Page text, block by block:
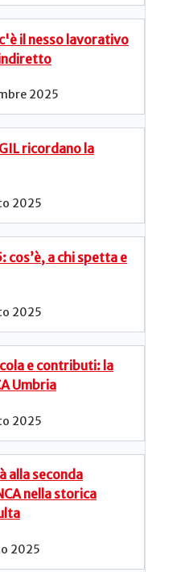
il nesso lavorativo
2025
ricordano la
2025
cos’è, a chi spetta e
2025
e contributi: la
Umbria
2025
alla seconda
nella storica
2025